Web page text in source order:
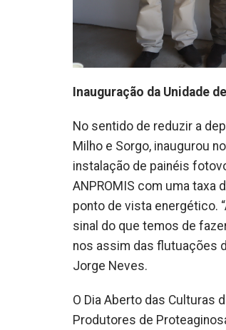
Inauguração da Unidade
No sentido de reduzir a
Milho e Sorgo, inaugurou
instalação de painéis
ANPROMIS com uma taxa
ponto de vista energético.
sinal do que temos de
nos assim das flutuações
Jorge Neves.
O Dia Aberto das Culturas
Produtores de